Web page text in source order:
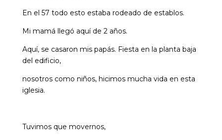
En el 57 todo esto estaba rodeado de establos.
Mi mamá llegó aquí de 2 años.
Aquí, se casaron mis papás. Fiesta en la planta baja
del edificio,
nosotros como niños, hicimos mucha vida en esta
iglesia.
Tuvimos que movernos,